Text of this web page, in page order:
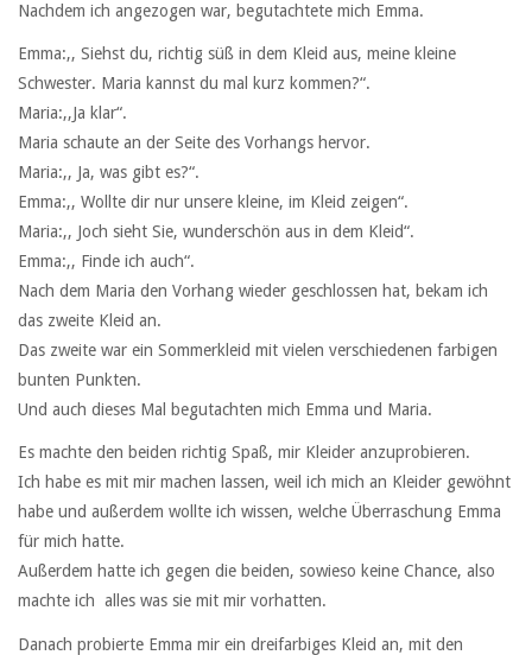
Nachdem ich angezogen war, begutachtete mich Emma.
Emma:,, Siehst du, richtig süß in dem Kleid aus, meine kleine
Schwester. Maria kannst du mal kurz kommen?“.
Maria:,,Ja klar“.
Maria schaute an der Seite des Vorhangs hervor.
Maria:,, Ja, was gibt es?“.
Emma:,, Wollte dir nur unsere kleine, im Kleid zeigen“.
Maria:,, Joch sieht Sie, wunderschön aus in dem Kleid“.
Emma:,, Finde ich auch“.
Nach dem Maria den Vorhang wieder geschlossen hat, bekam ich
das zweite Kleid an.
Das zweite war ein Sommerkleid mit vielen verschiedenen farbigen
bunten Punkten.
Und auch dieses Mal begutachten mich Emma und Maria.
Es machte den beiden richtig Spaß, mir Kleider anzuprobieren.
Ich habe es mit mir machen lassen, weil ich mich an Kleider gewöhnt
habe und außerdem wollte ich wissen, welche Überraschung Emma
für mich hatte.
Außerdem hatte ich gegen die beiden, sowieso keine Chance, also
machte ich alles was sie mit mir vorhatten.
Danach probierte Emma mir ein dreifarbiges Kleid an, mit den